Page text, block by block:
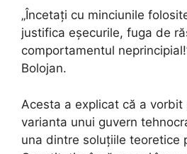
„Încetați cu minciunile
justifica eșecurile, fuga de
comportamentul
Bolojan.
Acesta a explicat că a vorbit
varianta unui guvern
una dintre soluțiile teoretice